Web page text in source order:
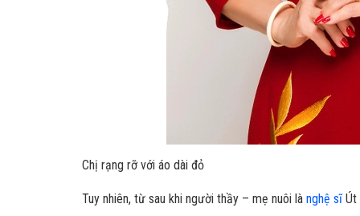
Chị rạng rỡ với áo dài đỏ
Tuy nhiên, từ sau khi người thầy – mẹ nuôi là nghệ sĩÚt